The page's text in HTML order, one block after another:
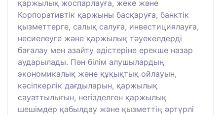
қаржылық жоспарлауға, жеке және
Корпоративтік қаржыны басқаруға, банктік
қызметтерге, салық салуға, инвестициялауға,
несиелеуге және қаржылық тәуекелдерді
бағалау мен азайту әдістеріне ерекше назар
аударылады. Пән білім алушылардың
экономикалық және құқықтық ойлауын,
кәсіпкерлік дағдыларын, қаржылық
сауаттылығын, негізделген қаржылық
шешімдер қабылдау және қызметтің әртүрлі